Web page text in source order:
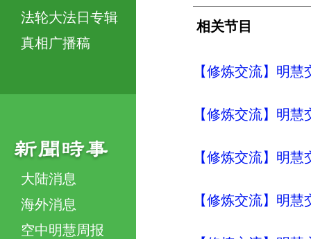
法轮大法日专辑
真相广播稿
大陆消息
海外消息
空中明慧周报
相关节目
【修炼交流】明
【修炼交流】明
【修炼交流】明
【修炼交流】明